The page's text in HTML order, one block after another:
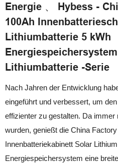
Energie 、 Hybess -
100Ah
Lithiumbatterie 5 kWh
Lithiumbatterie -Serie
Nach Jahren der Entwicklung
eingeführt und verbessert, um
effizienter zu gestalten. Da
wurden, genießt die China Factory
Innenbatteriekabinett Solar
Energiespeichersystem eine